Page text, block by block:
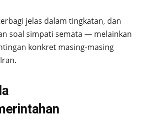
jelas dalam tingkatan, dan
soal simpati semata — melainkan
konkret masing-masing